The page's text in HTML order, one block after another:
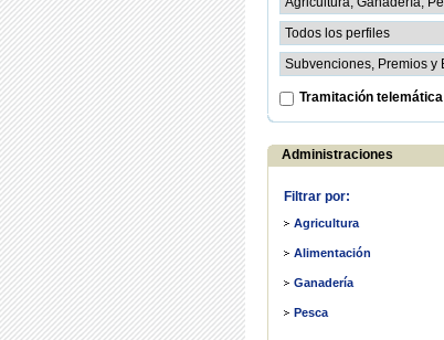
Tramitación telemática
Administraciones
Filtrar por:
Agricultura
Alimentación
Ganadería
Pesca